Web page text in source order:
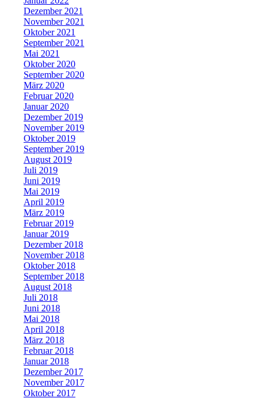
Dezember 2021
November 2021
Oktober 2021
September 2021
Mai 2021
Oktober 2020
September 2020
März 2020
Februar 2020
Januar 2020
Dezember 2019
November 2019
Oktober 2019
September 2019
August 2019
Juli 2019
Juni 2019
Mai 2019
April 2019
März 2019
Februar 2019
Januar 2019
Dezember 2018
November 2018
Oktober 2018
September 2018
August 2018
Juli 2018
Juni 2018
Mai 2018
April 2018
März 2018
Februar 2018
Januar 2018
Dezember 2017
November 2017
Oktober 2017